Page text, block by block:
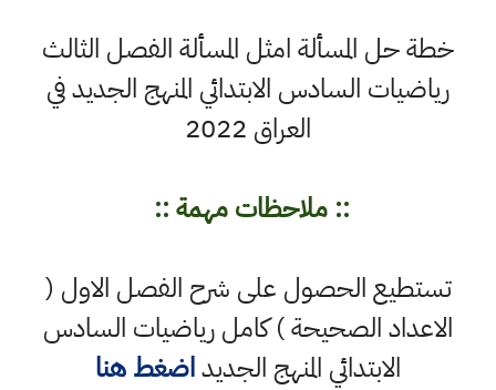
خطة حل المسألة امثل المسألة الفصل الثالث
رياضيات السادس الابتدائي المنهج الجديد في
العراق 2022
:: ملاحظات مهمة ::
تستطيع الحصول على شرح الفصل الاول (
الاعداد الصحيحة ) كامل رياضيات السادس
الابتدائي المنهج الجديداضغط هنا